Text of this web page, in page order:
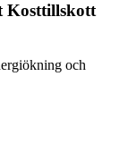
Kosttillskott
och